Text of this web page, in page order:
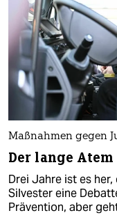
Maßnahmen gegen
Der lange
Drei Jahre ist es
Silvester eine
Prävention, aber